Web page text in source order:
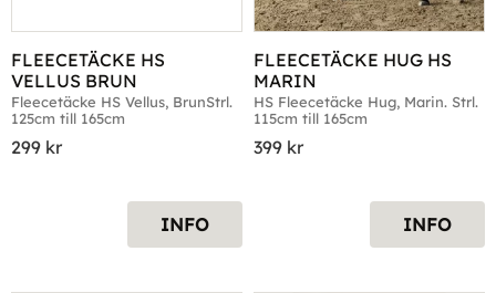
FLEECETÄCKE HS
VELLUS BRUN
Fleecetäcke HS Vellus, BrunStrl.
125cm till 165cm
299 kr
INFO
FLEECETÄCKE HUG HS
MARIN
HS Fleecetäcke Hug, Marin. Strl.
115cm till 165cm
399 kr
INFO